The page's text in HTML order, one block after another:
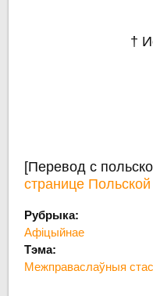
†
[Перевод с
странице
Рубрыка:
Афіцыйнае
Тэма:
Межправаслаўныя